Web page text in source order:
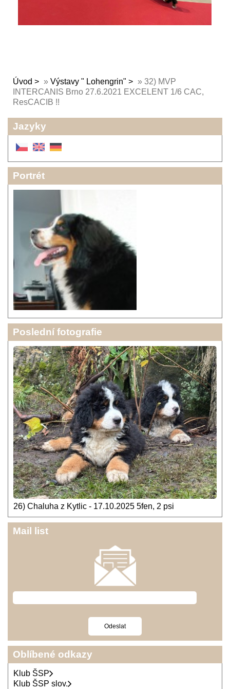
Úvod » Výstavy " Lohengrin" » 32) MVP
INTERCANIS Brno 27.6.2021 EXCELENT 1/6 CAC,
ResCACIB !!
Jazyky
Portrét
Poslední fotografie
26) Chaluha z Kytlic - 17.10.2025 5fen, 2 psi
Mail list
Oblíbené odkazy
Klub ŠSP
Klub ŠSP slov.